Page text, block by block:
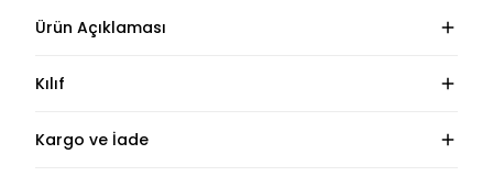
Ürün Açıklaması
Kılıf
Kargo ve İade